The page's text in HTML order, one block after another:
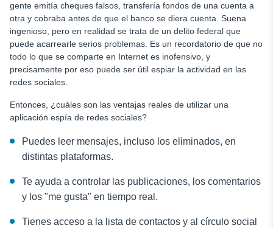
gente emitía cheques falsos, transfería fondos de una cuenta a
otra y cobraba antes de que el banco se diera cuenta. Suena
ingenioso, pero en realidad se trata de un delito federal que
puede acarrearle serios problemas. Es un recordatorio de que no
todo lo que se comparte en Internet es inofensivo, y
precisamente por eso puede ser útil espiar la actividad en las
redes sociales.
Entonces, ¿cuáles son las ventajas reales de utilizar una
aplicación espía de redes sociales?
Puedes leer mensajes, incluso los eliminados, en
distintas plataformas.
Te ayuda a controlar las publicaciones, los comentarios
y los "me gusta" en tiempo real.
Tienes acceso a la lista de contactos y al círculo social